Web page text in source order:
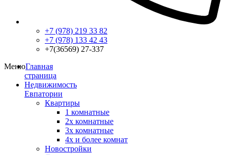
+7 (978) 219 33 82
+7 (978) 133 42 43
+7(36569) 27-337
МенюГлавная
страница
Недвижимость
Евпатории
Квартиры
1 комнатные
2х комнатные
3х комнатные
4х и более комнат
Новостройки